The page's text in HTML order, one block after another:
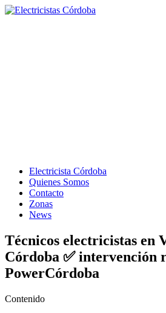
Electricista Córdoba
Quienes Somos
Contacto
Zonas
News
Técnicos electricistas en
Córdoba ✅
PowerCórdoba
Contenido